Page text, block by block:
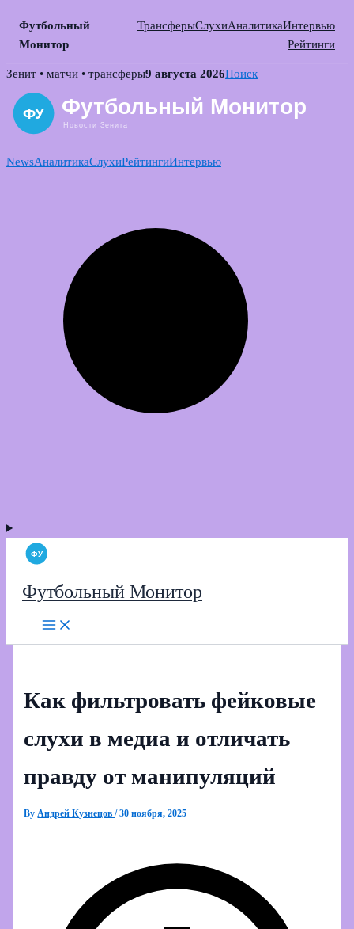
Футбольный
Монитор
ТрансферыСлухиАналитикаИнтервью
Рейтинги
Skip
content
Зенит • матчи • трансферы9 августа 2026Поиск
NewsАналитикаСлухиРейтингиИнтервью
Футбольный Монитор
Как фильтровать фейковые
слухи в медиа и отличать
правду от манипуляций
ByАндрей Кузнецов/30 ноября, 2025